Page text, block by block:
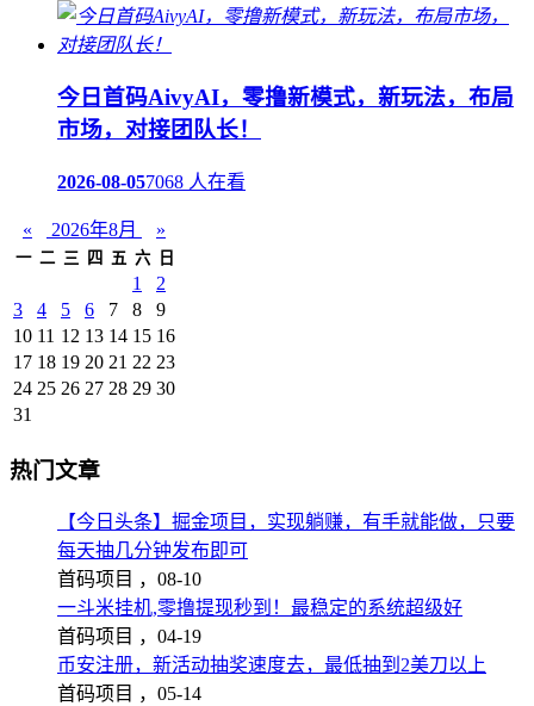
今日首码AivyAI，零撸新模式，新玩法，布局
市场，对接团队长！
2026-08-057068 人在看
« 2026年8月 »
一 二 三 四 五 六 日
1
2
3
4 5 6 7 8
9
10 11 12 13 14 15 16
17 18 19 20 21 22 23
24 25 26 27 28 29 30
31
热门文章
【今日头条】掘金项目，实现躺赚，有手就能做，只要
每天抽几分钟发布即可
首码项目 ， 08-10
一斗米挂机,零撸提现秒到！最稳定的系统超级好
首码项目 ， 04-19
币安注册，新活动抽奖速度去，最低抽到2美刀以上
首码项目 ， 05-14